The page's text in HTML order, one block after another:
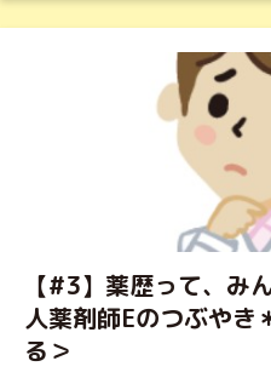
【#3】薬歴って、み
人薬剤師Eのつぶやき
る＞